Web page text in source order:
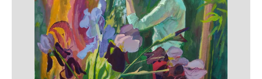
Торговая
площадь
Верхний
Плёс